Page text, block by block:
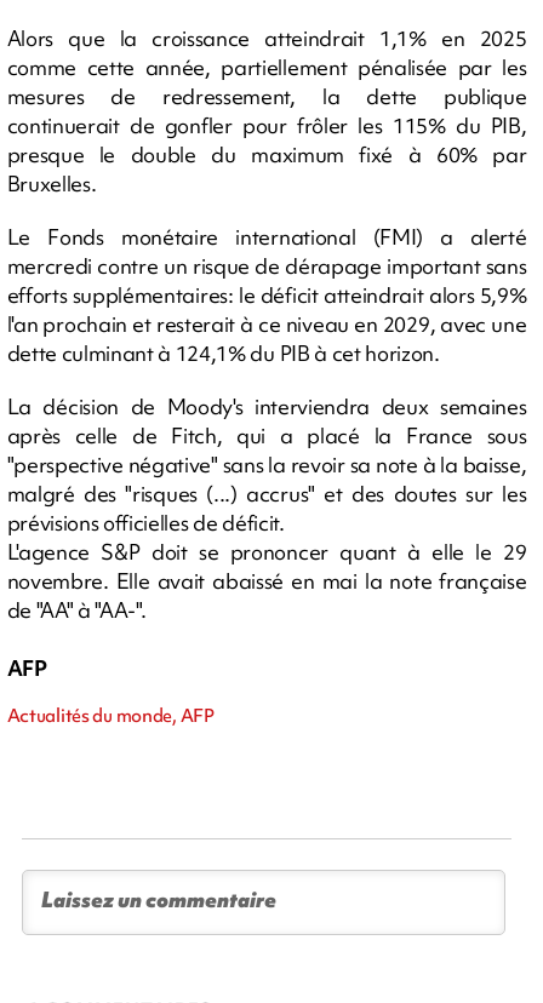
Alors que la croissance atteindrait 1,1% en 2025
comme cette année, partiellement pénalisée par les
mesures de redressement, la dette publique
continuerait de gonfler pour frôler les 115% du PIB,
presque le double du maximum fixé à 60% par
Bruxelles.
Le Fonds monétaire international (FMI) a alerté
mercredi contre un risque de dérapage important sans
efforts supplémentaires: le déficit atteindrait alors 5,9%
l'an prochain et resterait à ce niveau en 2029, avec une
dette culminant à 124,1% du PIB à cet horizon.
La décision de Moody's interviendra deux semaines
après celle de Fitch, qui a placé la France sous
"perspective négative" sans la revoir sa note à la baisse,
malgré des "risques (...) accrus" et des doutes sur les
prévisions officielles de déficit.
L'agence S&P doit se prononcer quant à elle le 29
novembre. Elle avait abaissé en mai la note française
de "AA" à "AA-".
AFP
Actualités du monde, AFP